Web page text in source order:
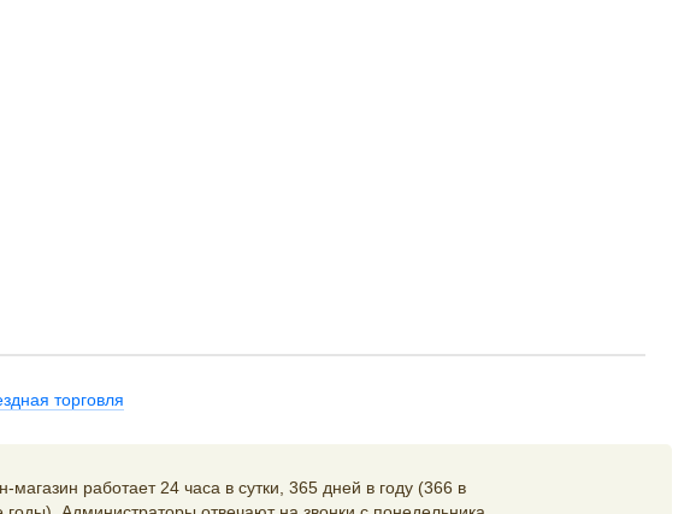
торговля
магазин работает 24 часа в сутки, 365 дней в году (366 в